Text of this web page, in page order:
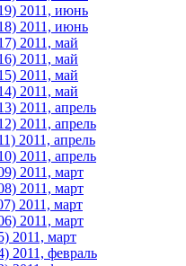
2011, июнь
2011, июнь
2011, май
2011, май
2011, май
2011, май
2011, апрель
2011, апрель
2011, апрель
2011, апрель
2011, март
2011, март
2011, март
2011, март
2011, март
2011, февраль